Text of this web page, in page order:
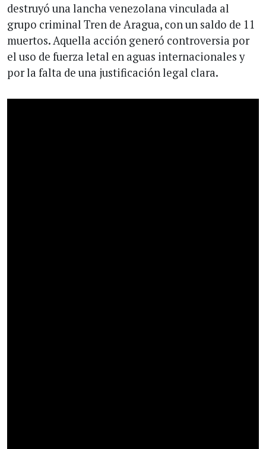
destruyó una lancha venezolana vinculada al
grupo criminal Tren de Aragua, con un saldo de 11
muertos. Aquella acción generó controversia por
el uso de fuerza letal en aguas internacionales y
por la falta de una justificación legal clara.